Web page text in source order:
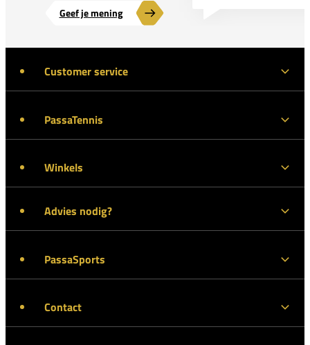
Geef je mening
Customer service
PassaTennis
Winkels
Advies nodig?
PassaSports
Contact